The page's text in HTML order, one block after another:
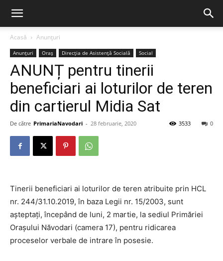
Acasă Anunțuri
Anunțuri Oraș Direcția de Asistență Socială Social
ANUNȚ pentru tinerii
beneficiari ai loturilor de teren
din cartierul Midia Sat
De către PrimariaNavodari - 28 februarie, 2020 0
3533
Tinerii beneficiari ai loturilor de teren atribuite prin HCL
nr. 244/31.10.2019, în baza Legii nr. 15/2003, sunt
așteptați, începând de luni, 2 martie, la sediul Primăriei
Orașului Năvodari (camera 17), pentru ridicarea
proceselor verbale de intrare în posesie.